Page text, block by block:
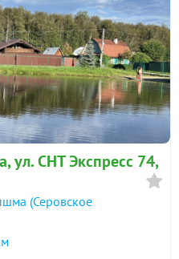
ул. СНТ Экспресс 74,
(Серовское